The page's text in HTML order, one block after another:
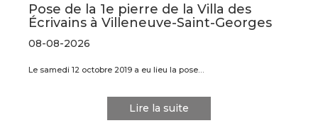
Pose de la 1e pierre de la Villa des
Écrivains à Villeneuve-Saint-Georges
08-08-2026
Le samedi 12 octobre 2019 a eu lieu la pose…
Lire la suite